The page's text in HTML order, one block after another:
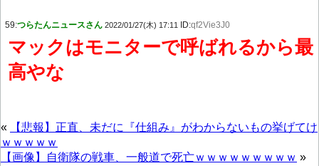
59:つらたんニュースさん 2022/01/27(木) 17:11 ID:qf2Vie3J0
マックはモニターで呼ばれるから最
高やな
«
【悲報】正直、未だに『仕組み』がわからないもの挙げてけ
ｗｗｗｗｗ
【画像】自衛隊の戦車、一般道で死亡ｗｗｗｗｗｗｗｗｗ »